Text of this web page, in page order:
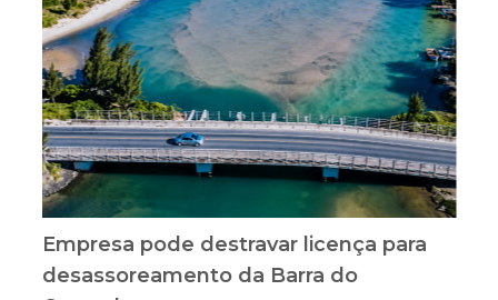
Empresa pode destravar licença para
desassoreamento da Barra do